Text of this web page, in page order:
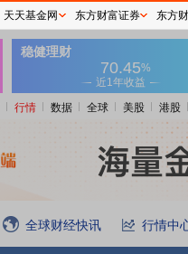
行情 数据 全球 美股 港股
全球财经快讯 行情中
天天基金网 东方财富证券 东方